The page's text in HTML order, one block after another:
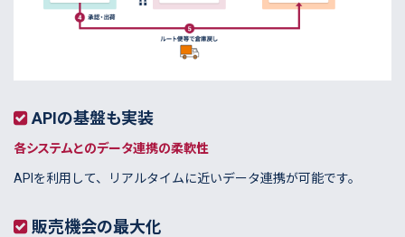
APIの基盤も実装
各システムとのデータ連携の柔軟性
APIを利用して、リアルタイムに近いデータ連携が可能です。
販売機会の最大化